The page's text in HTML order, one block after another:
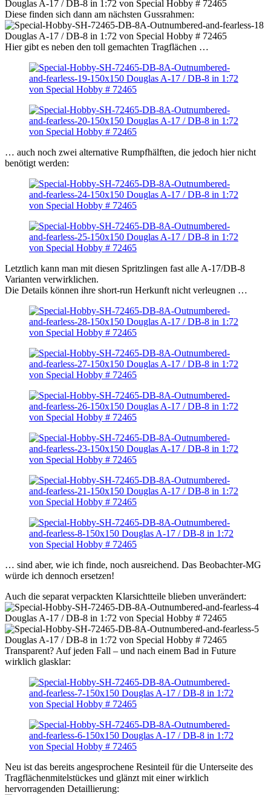
Diese finden sich dann am nächsten Gussrahmen:
Hier gibt es neben den toll gemachten Tragflächen …
… auch noch zwei alternative Rumpfhälften, die jedoch hier nicht
benötigt werden:
Letztlich kann man mit diesen Spritzlingen fast alle A-17/DB-8
Varianten verwirklichen.
Die Details können ihre short-run Herkunft nicht verleugnen …
… sind aber, wie ich finde, noch ausreichend. Das Beobachter-MG
würde ich dennoch ersetzen!
Auch die separat verpackten Klarsichtteile blieben unverändert:
Transparent? Auf jeden Fall – und nach einem Bad in Future
wirklich glasklar:
Neu ist das bereits angesprochene Resinteil für die Unterseite des
Tragflächenmitelstückes und glänzt mit einer wirklich
hervorragenden Detaillierung: